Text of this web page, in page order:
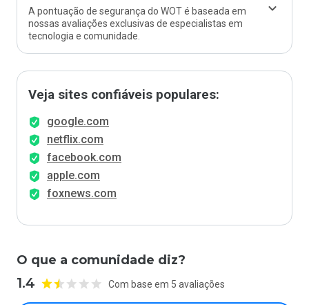
A pontuação de segurança do WOT é baseada em
nossas avaliações exclusivas de especialistas em
tecnologia e comunidade.
Veja sites confiáveis populares:
google.com
netflix.com
facebook.com
apple.com
foxnews.com
O que a comunidade diz?
1.4 Com base em 5 avaliações